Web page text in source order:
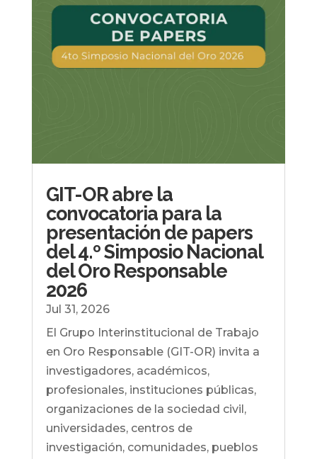
GIT-OR abre la
convocatoria para la
presentación de papers
del 4.º Simposio Nacional
del Oro Responsable
2026
Jul 31, 2026
El Grupo Interinstitucional de Trabajo
en Oro Responsable (GIT-OR) invita a
investigadores, académicos,
profesionales, instituciones públicas,
organizaciones de la sociedad civil,
universidades, centros de
investigación, comunidades, pueblos